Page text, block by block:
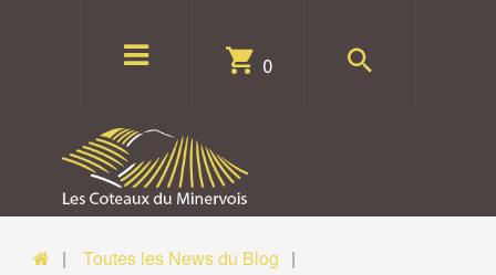
0
Toutes les News du Blog